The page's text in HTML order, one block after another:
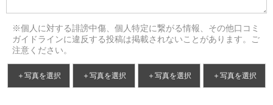
※個人に対する誹謗中傷、個人特定に繋がる情報、その他口コミ
ガイドラインに違反する投稿は掲載されないことがあります。ご
注意ください。
＋写真を選択 ＋写真を選択 ＋写真を選択 ＋写真を選択